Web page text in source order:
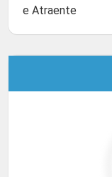
e Atraente